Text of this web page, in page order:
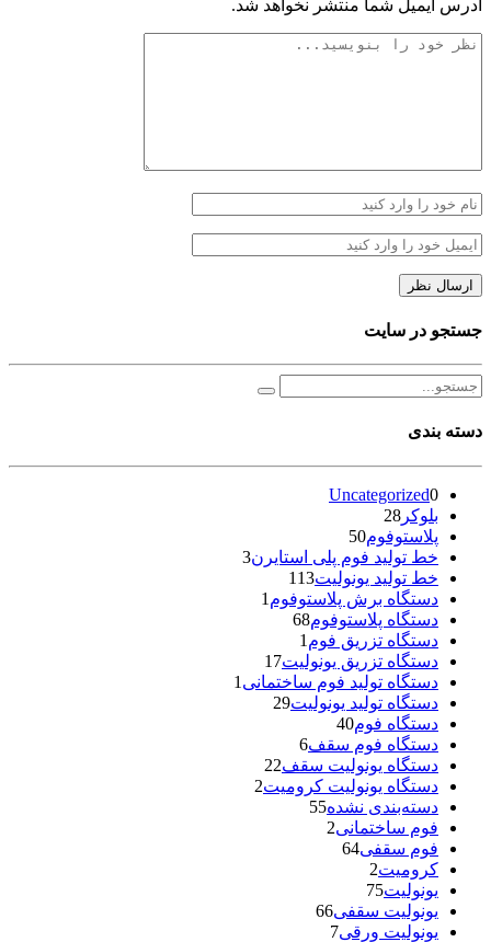
آدرس ایمیل شما منتشر نخواهد شد.
جستجو در سایت
دسته بندی
Uncategorized0
بلوکر 28
پلاستوفوم50
خط تولید فوم پلی استایرن3
خط تولید یونولیت113
دستگاه برش پلاستوفوم 1
دستگاه پلاستوفوم68
دستگاه تزریق فوم 1
دستگاه تزریق یونولیت17
دستگاه تولید فوم ساختمانی 1
دستگاه تولید یونولیت29
دستگاه فوم40
دستگاه فوم سقف6
دستگاه یونولیت سقف22
دستگاه یونولیت کرومیت2
دسته‌بندی نشده55
فوم ساختمانی2
فوم سقفی64
کرومیت2
یونولیت75
یونولیت سقفی66
یونولیت ورقی7